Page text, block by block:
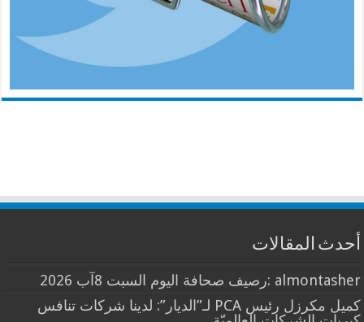
أحدث المقالات
almontasher :رصيف صحافة اليوم السبت 8آب 2026
كميل مكرزل رئيس PCA لـ”الديار”: لدينا شركات تنافس